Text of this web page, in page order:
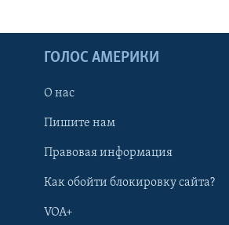
ГОЛОС АМЕРИКИ
О нас
Пишите нам
Правовая информация
Как обойти блокировку сайта?
VOA+